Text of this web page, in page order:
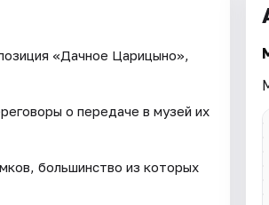
«Дачное Царицыно»,
о передаче в музей их
большинство из которых